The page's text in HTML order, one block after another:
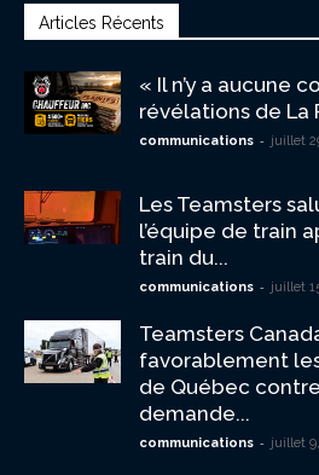
Articles Récents
« Il n’y a aucune
révélations de La
communications - juillet
Les Teamsters
l’équipe de train
train du...
communications - juillet
Teamsters
favorablement
de Québec
demande...
communications - juillet